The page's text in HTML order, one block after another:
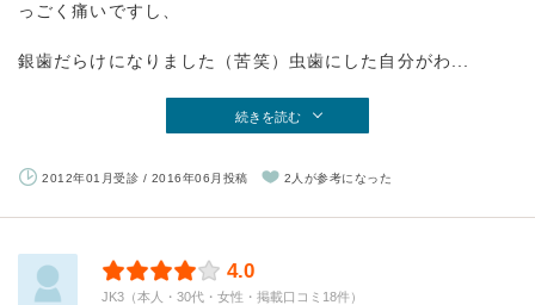
っごく痛いですし、
銀歯だらけになりました（苦笑）虫歯にした自分がわ...
続きを読む
2012年01月受診 / 2016年06月投稿 2人が参考になった
4.0
JK3（本人・30代・女性・掲載口コミ18件）